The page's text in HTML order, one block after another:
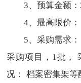
3、预算金额
4、最高限价
5、采购需求
采购项目，1批，
况： 档案密集架等